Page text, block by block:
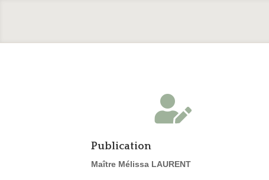

Publication
Maître Mélissa LAURENT